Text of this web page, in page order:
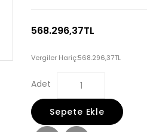
568.296,37TL
Vergiler Hariç:568.296,37TL
Adet
Sepete Ekle